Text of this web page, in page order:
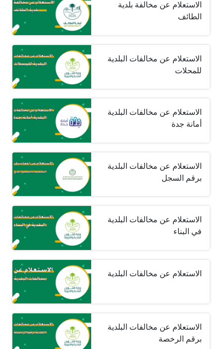
الاستعلام عن مخالفة بلدية
الطائف
الاستعلام عن مخالفات البلدية
للمحلات
الاستعلام عن مخالفات البلدية
أمانة جدة
الاستعلام عن مخالفات البلدية
برقم السجل
الاستعلام عن مخالفات البلدية
في البناء
الاستعلام عن مخالفات البلدية
الاستعلام عن مخالفات البلدية
برقم الرخصة